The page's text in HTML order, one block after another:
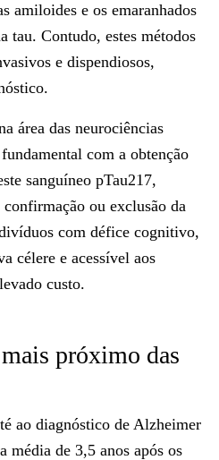
amiloides e os emaranhados
tau. Contudo, estes métodos
e dispendiosos,
área das neurociências
com a obtenção
sanguíneo pTau217,
ou exclusão da
com défice cognitivo,
célere e acessível aos
custo.
próximo das
ao diagnóstico de Alzheimer
média de 3,5 anos após os